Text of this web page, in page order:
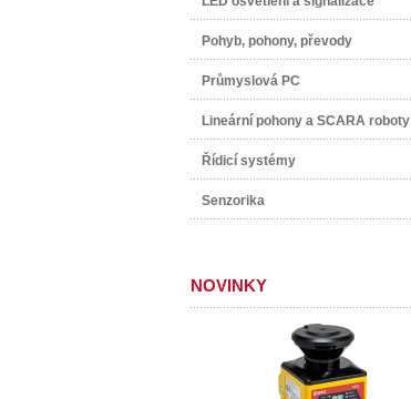
Pohyb, pohony, převody
Průmyslová PC
Lineární pohony a SCARA roboty
Řídicí systémy
Senzorika
NOVINKY